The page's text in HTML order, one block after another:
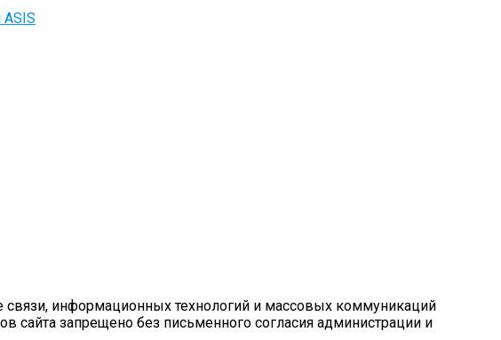
связи, информационных технологий и массовых коммуникаций
запрещено без письменного согласия администрации и